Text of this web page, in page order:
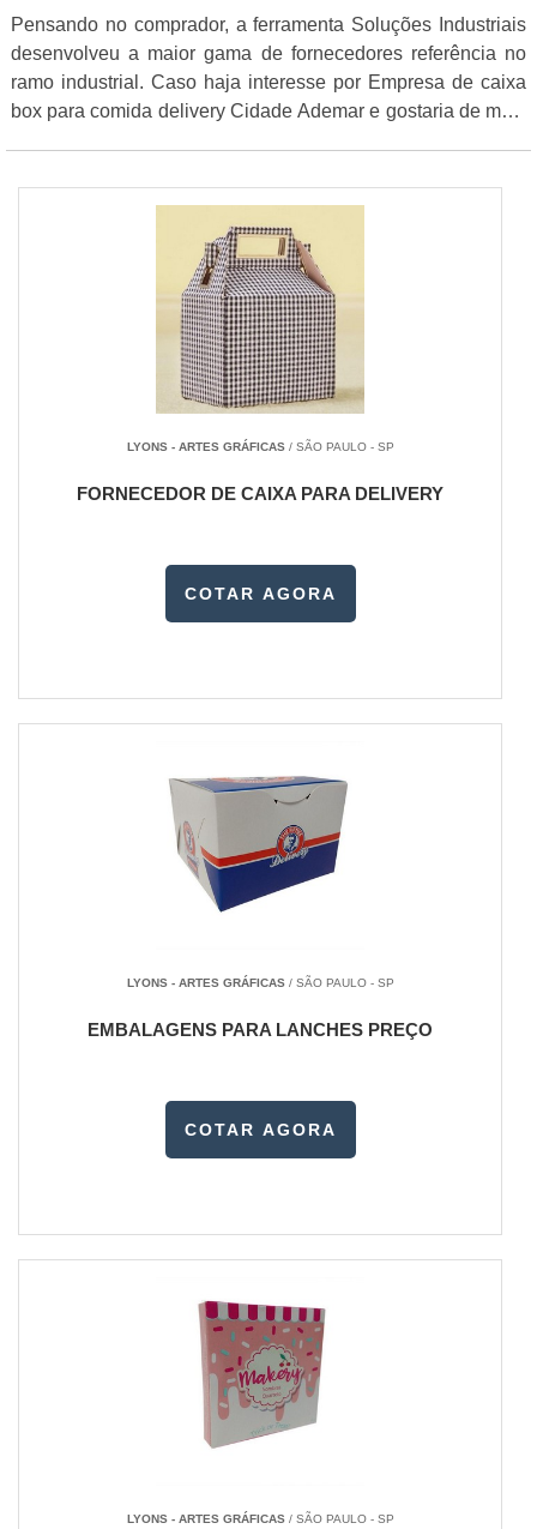
Pensando no comprador, a ferramenta Soluções Industriais
desenvolveu a maior gama de fornecedores referência no
ramo industrial. Caso haja interesse por Empresa de caixa
box para comida delivery Cidade Ademar e gostaria de mais
LYONS - ARTES GRÁFICAS/ SÃO PAULO - SP
FORNECEDOR DE CAIXA PARA DELIVERY
COTAR AGORA
LYONS - ARTES GRÁFICAS/ SÃO PAULO - SP
EMBALAGENS PARA LANCHES PREÇO
COTAR AGORA
LYONS - ARTES GRÁFICAS/ SÃO PAULO - SP